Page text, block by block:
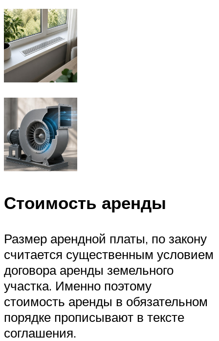
Стоимость аренды
Размер арендной платы, по закону
считается существенным условием
договора аренды земельного
участка. Именно поэтому
стоимость аренды в обязательном
порядке прописывают в тексте
соглашения.